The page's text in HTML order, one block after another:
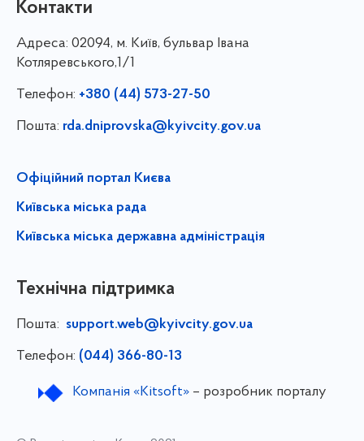
Контакти
Адреса: 02094, м. Київ, бульвар Івана
Котляревського,1/1
Телефон: +380 (44) 573-27-50
Пошта: rda.dniprovska@kyivcity.gov.ua
Офіційний портал Києва
Київська міська рада
Київська міська державна адміністрація
Технічна підтримка
Пошта: support.web@kyivcity.gov.ua
Телефон: (044) 366-80-13
Компанія «Kitsoft»– розробник порталу